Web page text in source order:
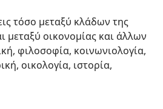
τόσο μεταξύ κλάδων της
μεταξύ οικονομίας και άλλων
φιλοσοφία, κοινωνιολογία,
οικολογία, ιστορία,